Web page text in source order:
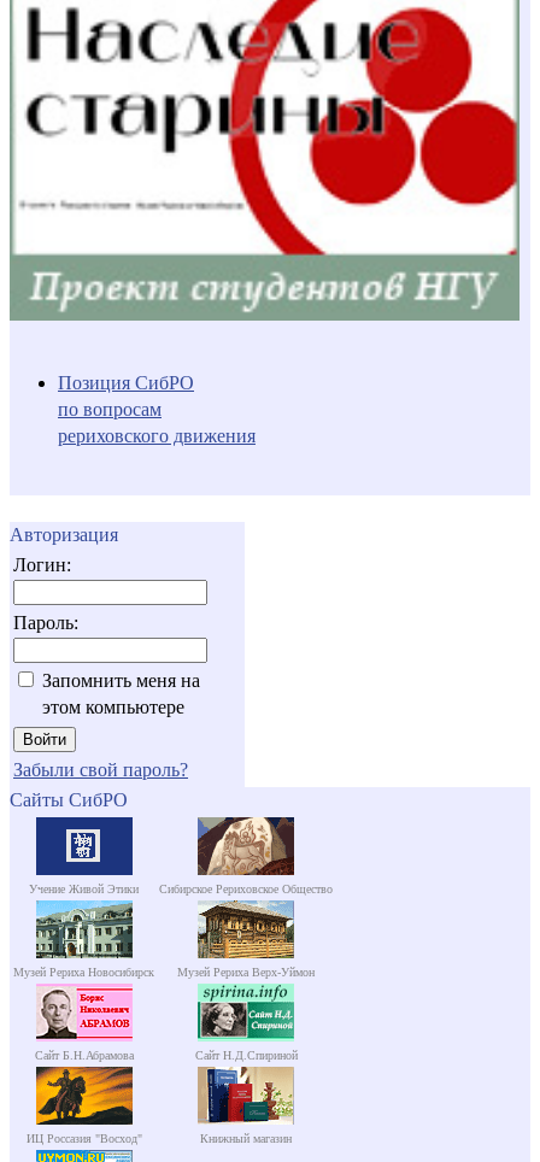
Позиция СибРО
по вопросам
рериховского движения
Авторизация
Логин:
Пароль:
Запомнить меня на
этом компьютере
Забыли свой пароль?
Сайты СибРО
Учение Живой Этики Сибирское Рериховское Общество
Музей Рериха Новосибирск Музей Рериха Верх-Уймон
Сайт Б.Н.Абрамова Сайт Н.Д.Спириной
ИЦ Россазия "Восход" Книжный магазин